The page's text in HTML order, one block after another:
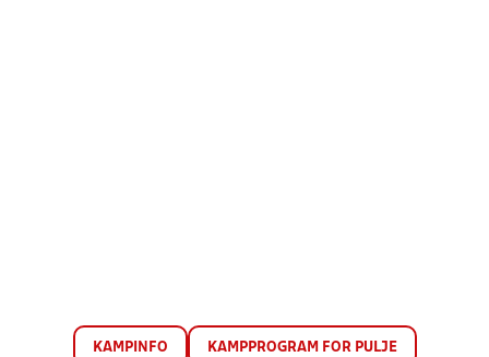
KAMPINFO KAMPPROGRAM FOR PULJE